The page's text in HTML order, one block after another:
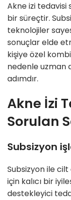
Akne izi
bir süreçtir.
teknolojiler
sonuçlar elde
kişiye özel
nedenle uzman
adımdır.
Akne İzi
Sorulan
Subsizyon
Subsizyon ile
için kalıcı bir
destekleyici